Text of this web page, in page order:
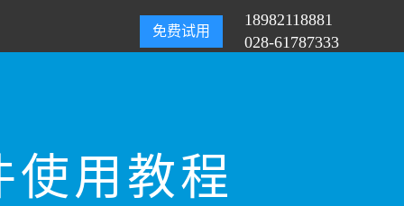
免费试用
18982118881
028-61787333
用教程